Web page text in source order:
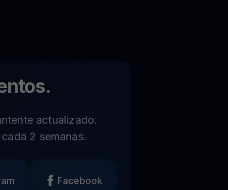
actualizado.
2 semanas.
Facebook